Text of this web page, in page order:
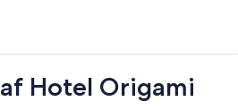
Hotel Origami